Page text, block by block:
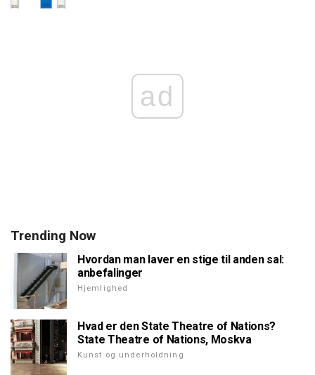
ad
Trending Now
Hvordan man laver en stige til anden sal:
anbefalinger
Hjemlighed
Hvad er den State Theatre of Nations?
State Theatre of Nations, Moskva
Kunst og underholdning